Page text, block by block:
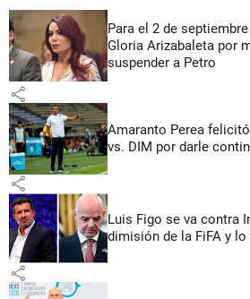
Para el 2 de
Gloria Arizabaleta por
suspender a Petro
share
Amaranto Perea
vs. DIM por darle
share
Luis Figo se va contra
dimisión de la FiFA y lo
share